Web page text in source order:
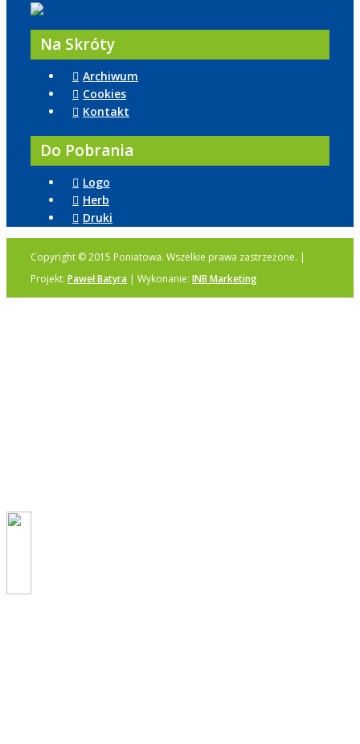
Na Skróty
Archiwum
Cookies
Kontakt
Do Pobrania
Logo
Herb
Druki
Copyright © 2015 Poniatowa. Wszelkie prawa zastrzeżone. |
Projekt: Paweł Batyra | Wykonanie: INB Marketing